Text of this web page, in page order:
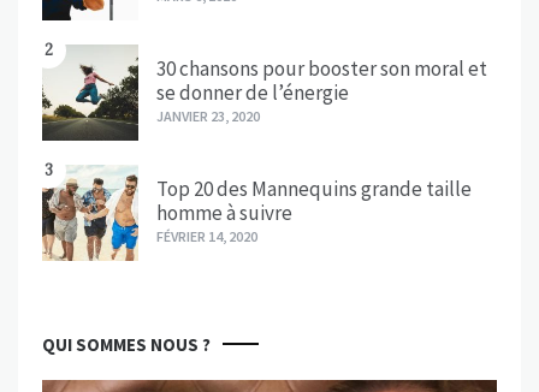
2
30 chansons pour booster son moral et
se donner de l’énergie
JANVIER 23, 2020
3
Top 20 des Mannequins grande taille
homme à suivre
FÉVRIER 14, 2020
QUI SOMMES NOUS ?